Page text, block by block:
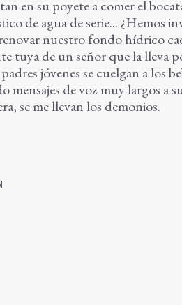
en su poyete a comer el
de agua de serie... ¿Hemos
nuestro fondo hídrico
tuya de un señor que la lleva
jóvenes se cuelgan a los
mensajes de voz muy largos a
se me llevan los demonios.